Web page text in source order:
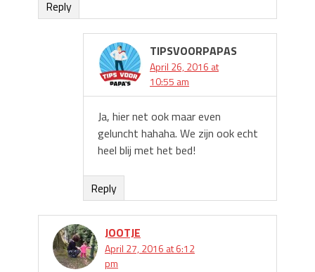
Reply
TIPSVOORPAPAS
April 26, 2016 at
10:55 am
Ja, hier net ook maar even
geluncht hahaha. We zijn ook echt
heel blij met het bed!
Reply
JOOTJE
April 27, 2016 at 6:12
pm